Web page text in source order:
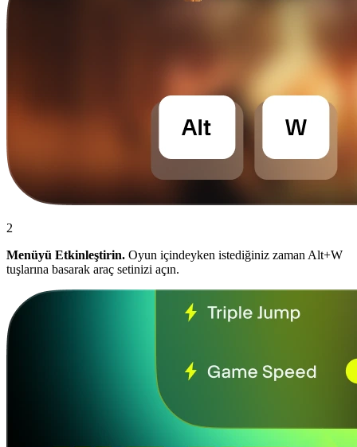
2
Menüyü Etkinleştirin. Oyun içindeyken istediğiniz zaman Alt+W
tuşlarına basarak araç setinizi açın.